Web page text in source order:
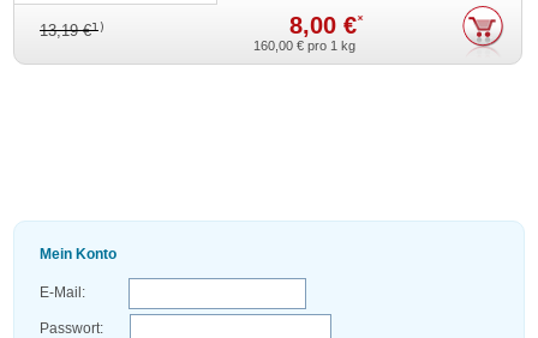
13,19 €1) 8,00 €*
160,00 € pro 1 kg
Mein Konto
E-Mail:
Passwort: